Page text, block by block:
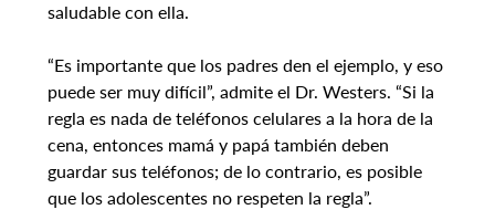
saludable con ella.
“Es importante que los padres den el ejemplo, y eso
puede ser muy difícil”, admite el Dr. Westers. “Si la
regla es nada de teléfonos celulares a la hora de la
cena, entonces mamá y papá también deben
guardar sus teléfonos; de lo contrario, es posible
que los adolescentes no respeten la regla”.